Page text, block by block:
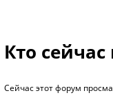
Кто
Сейчас этот форум